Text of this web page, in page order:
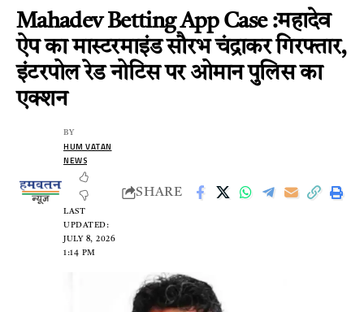
Mahadev Betting App Case :महादेव
ऐप का मास्टरमाइंड सौरभ चंद्राकर गिरफ्तार,
इंटरपोल रेड नोटिस पर ओमान पुलिस का
एक्शन
LAST
UPDATED:
JULY 8, 2026
1:14 PM
BY
HUM VATAN
NEWS
SHARE